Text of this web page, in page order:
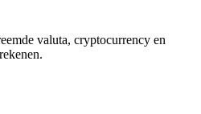
valuta, cryptocurrency en